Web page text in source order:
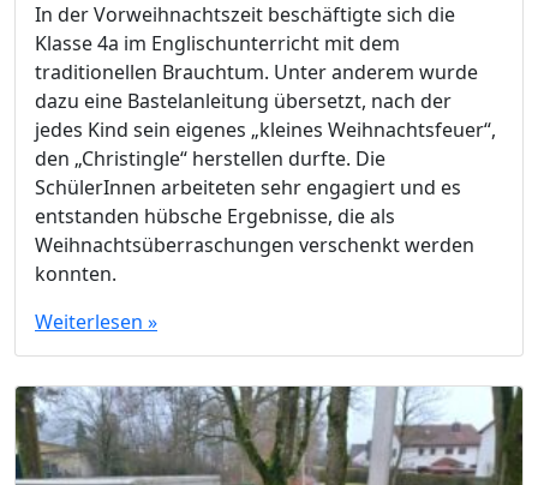
In der Vorweihnachtszeit beschäftigte sich die
Klasse 4a im Englischunterricht mit dem
traditionellen Brauchtum. Unter anderem wurde
dazu eine Bastelanleitung übersetzt, nach der
jedes Kind sein eigenes „kleines Weihnachtsfeuer“,
den „Christingle“ herstellen durfte. Die
SchülerInnen arbeiteten sehr engagiert und es
entstanden hübsche Ergebnisse, die als
Weihnachtsüberraschungen verschenkt werden
konnten.
Weiterlesen »